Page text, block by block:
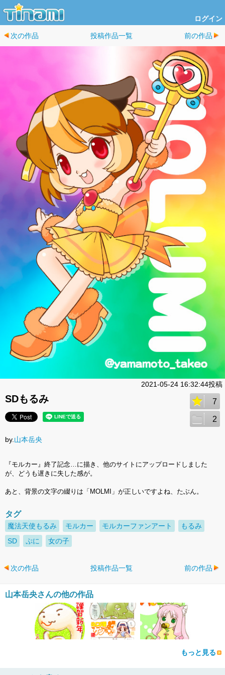
ログイン
次の作品 投稿作品一覧 前の作品
2021-05-24 16:32:44投稿
SDもるみ 7
2
by. 山本岳央
『モルカー』終了記念…に描き、他のサイトにアップロードしました
が、どうも遅きに失した感が。
あと、背景の文字の綴りは「MOLMI」が正しいですよね、たぶん。
タグ
魔法天使もるみ モルカー モルカーファンアート
もるみ
SD
ぷに 女の子
次の作品 投稿作品一覧 前の作品
山本岳央さんの他の作品
もっと見る